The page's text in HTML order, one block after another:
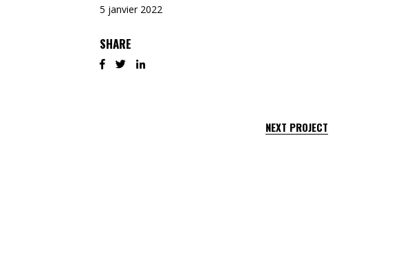
5 janvier 2022
SHARE
NEXT PROJECT